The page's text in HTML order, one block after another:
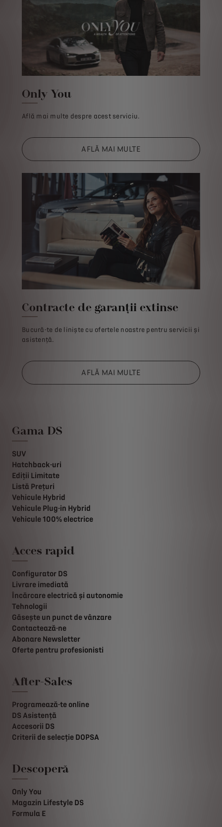
Only You
Află mai multe despre acest serviciu.
AFLĂ MAI MULTE
Contracte de garanții extinse
Bucură-te de liniște cu ofertele noastre pentru servicii și
asistență.
AFLĂ MAI MULTE
Gama DS
SUV
Hatchback-uri
Ediții Limitate
Listă Prețuri
Vehicule Hybrid
Vehicule Plug-in Hybrid
Vehicule 100% electrice
Acces rapid
Configurator DS
Livrare imediată
Încărcare electrică și autonomie
Tehnologii
Găsește un punct de vânzare
Contactează-ne
Abonare Newsletter
Oferte pentru profesionisti
After-Sales
Programează-te online
DS Asistență
Accesorii DS
Criterii de selecție DOPSA
Descoperă
Only You
Magazin Lifestyle DS
Formula E